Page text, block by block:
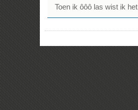
Toen ik ôôô las wist ik het